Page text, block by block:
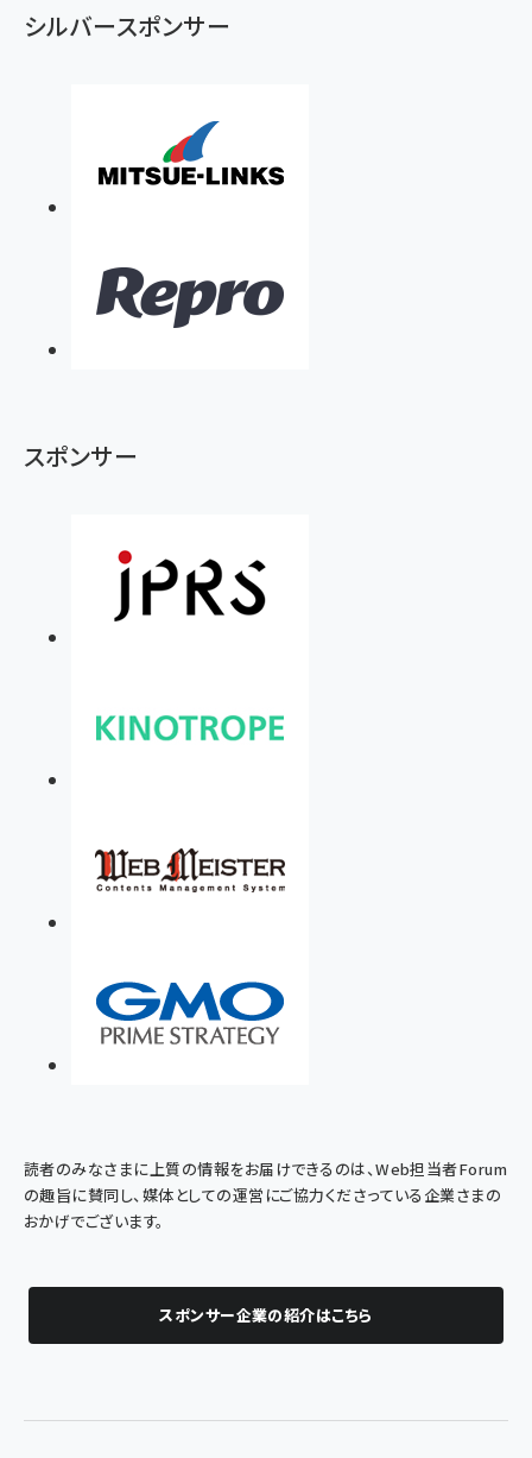
シルバースポンサー
スポンサー
読者のみなさまに上質の情報をお届けできるのは、Web担当者Forum
の趣旨に賛同し、媒体としての運営にご協力くださっている企業さまの
おかげでございます。
スポンサー企業の紹介はこちら